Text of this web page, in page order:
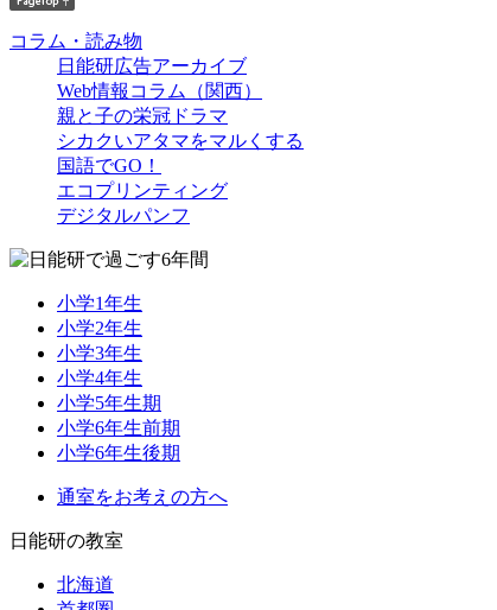
コラム・読み物
日能研広告アーカイブ
Web情報コラム（関西）
親と子の栄冠ドラマ
シカクいアタマをマルくする
国語でGO！
エコプリンティング
デジタルパンフ
小学1年生
小学2年生
小学3年生
小学4年生
小学5年生期
小学6年生前期
小学6年生後期
通室をお考えの方へ
日能研の教室
北海道